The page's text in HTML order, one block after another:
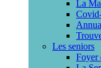
La
Les seniors
Foyer